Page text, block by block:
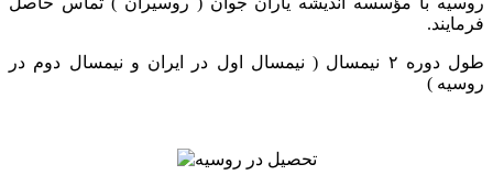
فرمایند.
طول دوره ۲ نیمسال ( نیمسال اول در ایران و نیمسال دوم در
روسیه )